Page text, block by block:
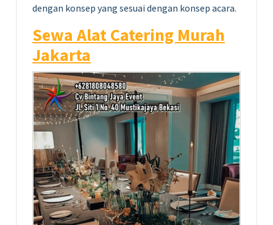
dengan konsep yang sesuai dengan konsep acara.
Sewa Alat Catering Murah
Jakarta